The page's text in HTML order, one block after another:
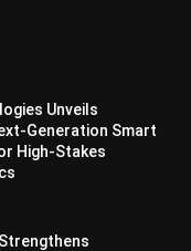
Unveils
Generation Smart
High-Stakes